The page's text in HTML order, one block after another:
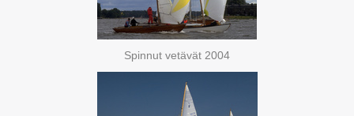
Spinnut vetävät 2004